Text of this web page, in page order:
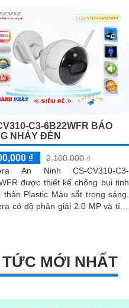
hồng ngoại
C3-6B22WFR BÁO
NHÁY ĐÈN
₫
2,100,000 ₫
An Ninh CS-CV310-C3-
được thiết kế chống bụi tinh
thân Plastic Màu sắt trong sáng.
có độ phân giải 2.0 MP và tích
MỚI NHẤT